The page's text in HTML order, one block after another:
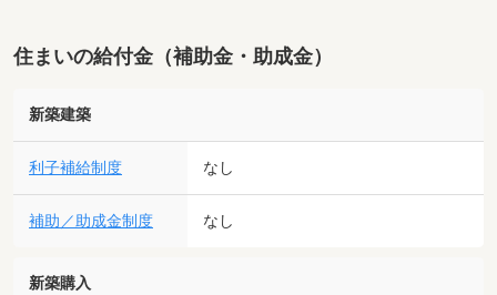
住まいの給付金（補助金・助成金）
新築建築
利子補給制度 なし
補助／助成金制度 なし
新築購入